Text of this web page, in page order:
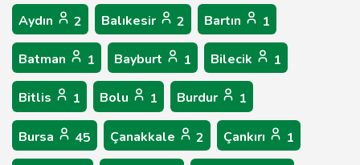
Aydın 2 Balıkesir 2 Bartın 1
Batman 1 Bayburt 1 Bilecik 1
Bitlis 1 Bolu 1 Burdur 1
Bursa 45 Çanakkale 2 Çankırı 1